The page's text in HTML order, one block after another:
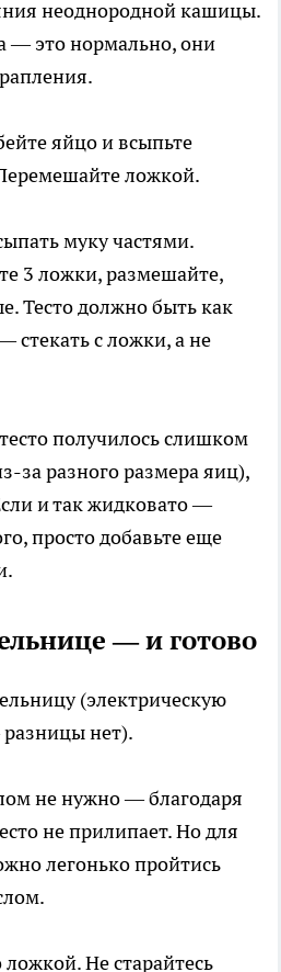
неоднородной кашицы.
— это нормально, они
яйцо и всыпьте
ложкой.
муку частями.
3 ложки, размешайте,
Тесто должно быть как
стекать с ложки, а не
получилось слишком
за разного размера яиц),
и так жидковато —
просто добавьте еще
— и готово
(электрическую
нет).
не нужно — благодаря
не прилипает. Но для
легонько пройтись
Не старайтесь